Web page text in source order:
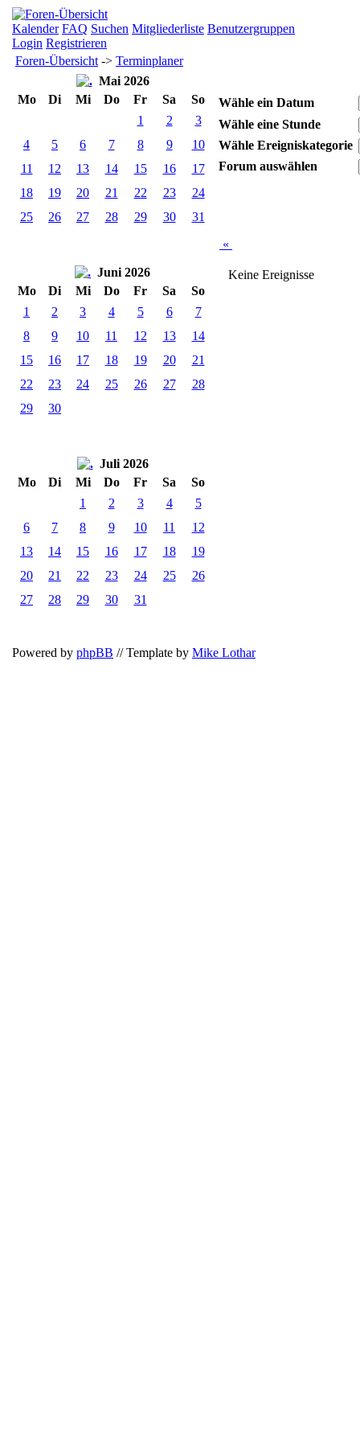
Kalender FAQ Suchen Mitgliederliste Benutzergruppen
Login Registrieren
Foren-Übersicht -> Terminplaner
Mai 2026
Mo
Di Mi Do Fr Sa
So
1
2
3
4
5 6 7 8 9
10
11
12 13 14 15 16
17
18
19 20 21 22 23
24
25
26 27 28 29 30 31
Juni 2026
Mo
Di Mi Do Fr Sa
So
1
2 3 4 5 6
7
8
9 10 11 12 13
14
15
16 17 18 19 20
21
22
23 24 25 26 27
28
29
30
Juli 2026
Mo
Di Mi Do Fr Sa
So
1
2 3 4
5
6
7 8 9 10 11
12
13
14 15 16 17 18
19
20
21 22 23 24 25
26
27
28 29 30 31
Wähle ein Datum
Wähle eine Stunde
Wähle Ereigniskategorie
Forum auswählen
«
Keine Ereignisse
Powered by phpBB // Template by Mike Lothar